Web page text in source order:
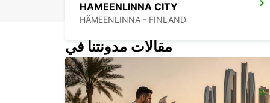
HAMEENLINNA CITY
HÄMEENLINNA - FINLAND
LAHTI RAILWAY STATION
مقالات مدونتنا في